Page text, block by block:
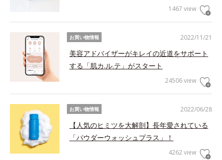
1467 view
2022/11/21
お買い物情報
美容アドバイザーがキレイの近道をサポート
する「肌カ.ル.テ」がスタート
24506 view
2022/06/28
お買い物情報
【人気のヒミツを大解剖】長年愛されている
「パウダーウォッシュプラス」！
4262 view